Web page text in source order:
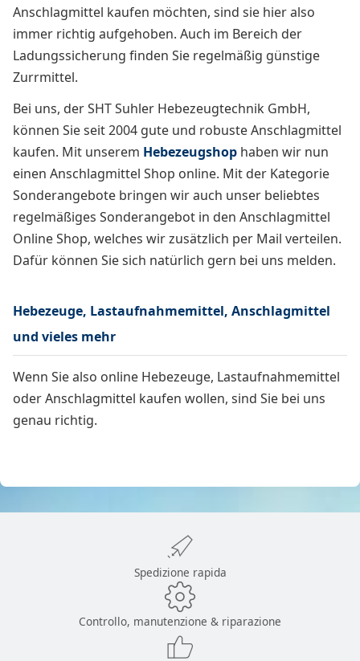
Anschlagmittel kaufen möchten, sind sie hier also
immer richtig aufgehoben. Auch im Bereich der
Ladungssicherung finden Sie regelmäßig günstige
Zurrmittel.
Bei uns, der SHT Suhler Hebezeugtechnik GmbH,
können Sie seit 2004 gute und robuste Anschlagmittel
kaufen. Mit unserem Hebezeugshop haben wir nun
einen Anschlagmittel Shop online. Mit der Kategorie
Sonderangebote bringen wir auch unser beliebtes
regelmäßiges Sonderangebot in den Anschlagmittel
Online Shop, welches wir zusätzlich per Mail verteilen.
Dafür können Sie sich natürlich gern bei uns melden.
Hebezeuge, Lastaufnahmemittel, Anschlagmittel
und vieles mehr
Wenn Sie also online Hebezeuge, Lastaufnahmemittel
oder Anschlagmittel kaufen wollen, sind Sie bei uns
genau richtig.
Spedizione rapida
Controllo, manutenzione & riparazione